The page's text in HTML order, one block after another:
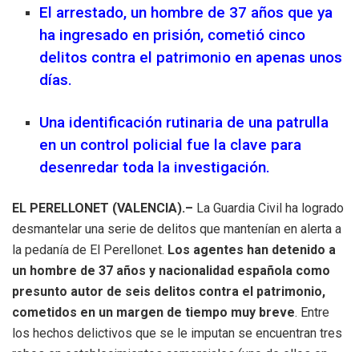
El arrestado, un hombre de 37 años que ya
ha ingresado en prisión, cometió cinco
delitos contra el patrimonio en apenas unos
días.
Una identificación rutinaria de una patrulla
en un control policial fue la clave para
desenredar toda la investigación.
EL PERELLONET (VALENCIA).– La Guardia Civil ha logrado
desmantelar una serie de delitos que mantenían en alerta a
la pedanía de El Perellonet. Los agentes han detenido a
un hombre de 37 años y nacionalidad española como
presunto autor de seis delitos contra el patrimonio,
cometidos en un margen de tiempo muy breve. Entre
los hechos delictivos que se le imputan se encuentran tres